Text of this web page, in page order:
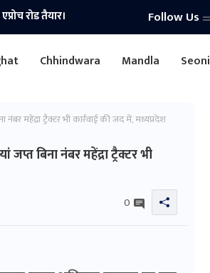
सौजन्य भेंट। Follow Us
Chhindwara Mandla Seoni
महेंद्रा ट्रैक्टर भी कार्रवाई की जद में, मध्यप्रदेश
बिना नंबर महेंद्रा ट्रैक्टर भी
0